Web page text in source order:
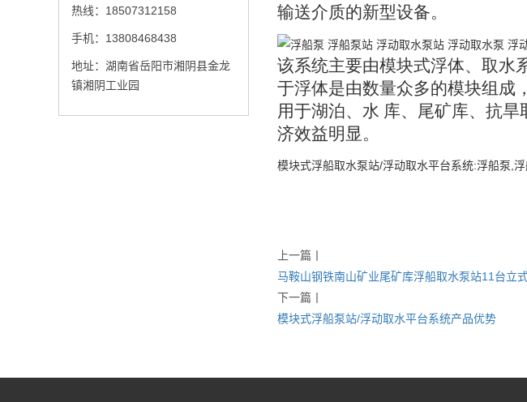
热线：18507312158
手机：13808468438
地址：湖南省岳阳市湘阴县金龙
镇湘阴工业园
输送介质的新型设备。
该系统主要由模块式浮体、取水
于浮体是由数量众多的模块组成
用于湖泊、水 库、尾矿库、抗旱
济效益明显。
模块式浮船取水泵站/浮动取水平台系统:浮船泵,
上一篇
马鞍山钢铁南山矿业尾矿库浮船取水泵站11台立
下一篇
模块式浮船泵站/浮动取水平台系统产品优势